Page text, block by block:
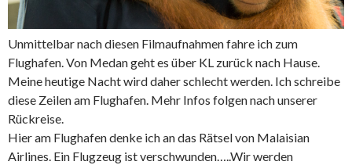
Unmittelbar nach diesen Filmaufnahmen fahre ich zum
Flughafen. Von Medan geht es über KL zurück nach Hause.
Meine heutige Nacht wird daher schlecht werden. Ich schreibe
diese Zeilen am Flughafen. Mehr Infos folgen nach unserer
Rückreise.
Hier am Flughafen denke ich an das Rätsel von Malaisian
Airlines. Ein Flugzeug ist verschwunden…..Wir werden